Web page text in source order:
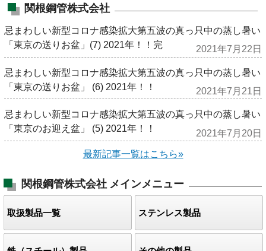
関根鋼管株式会社
忌まわしい新型コロナ感染拡大第五波の真っ只中の蒸し暑い
「東京の送りお盆」(7) 2021年！！完
2021年7月22日
忌まわしい新型コロナ感染拡大第五波の真っ只中の蒸し暑い
「東京の送りお盆」 (6) 2021年！！
2021年7月21日
忌まわしい新型コロナ感染拡大第五波の真っ只中の蒸し暑い
「東京のお迎え盆」 (5) 2021年！！
2021年7月20日
最新記事一覧はこちら»
関根鋼管株式会社 メインメニュー
取扱製品一覧 ステンレス製品